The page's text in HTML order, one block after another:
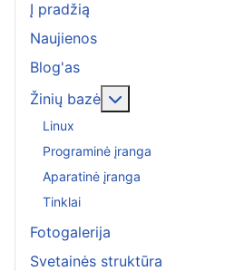
Į pradžią
Naujienos
Blog'as
Žinių bazė
Linux
Programinė įranga
Aparatinė įranga
Tinklai
Fotogalerija
Svetainės struktūra